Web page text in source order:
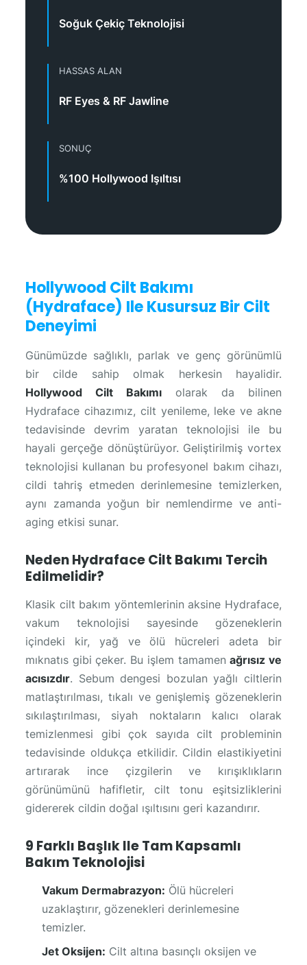
Soğuk Çekiç Teknolojisi
HASSAS ALAN
RF Eyes & RF Jawline
SONUÇ
%100 Hollywood Işıltısı
Hollywood Cilt Bakımı
(Hydraface) Ile Kusursuz Bir Cilt
Deneyimi
Günümüzde sağlıklı, parlak ve genç görünümlü
bir cilde sahip olmak herkesin hayalidir.
Hollywood Cilt Bakımı olarak da bilinen
Hydraface cihazımız, cilt yenileme, leke ve akne
tedavisinde devrim yaratan teknolojisi ile bu
hayali gerçeğe dönüştürüyor. Geliştirilmiş vortex
teknolojisi kullanan bu profesyonel bakım cihazı,
cildi tahriş etmeden derinlemesine temizlerken,
aynı zamanda yoğun bir nemlendirme ve anti-
aging etkisi sunar.
Neden Hydraface Cilt Bakımı Tercih
Edilmelidir?
Klasik cilt bakım yöntemlerinin aksine Hydraface,
vakum teknolojisi sayesinde gözeneklerin
içindeki kir, yağ ve ölü hücreleri adeta bir
mıknatıs gibi çeker. Bu işlem tamamenağrısız ve
acısızdır. Sebum dengesi bozulan yağlı ciltlerin
matlaştırılması, tıkalı ve genişlemiş gözeneklerin
sıkılaştırılması, siyah noktaların kalıcı olarak
temizlenmesi gibi çok sayıda cilt probleminin
tedavisinde oldukça etkilidir. Cildin elastikiyetini
artırarak ince çizgilerin ve kırışıklıkların
görünümünü hafifletir, cilt tonu eşitsizliklerini
gidererek cildin doğal ışıltısını geri kazandırır.
9 Farklı Başlık Ile Tam Kapsamlı
Bakım Teknolojisi
Vakum Dermabrazyon: Ölü hücreleri
uzaklaştırır, gözenekleri derinlemesine
temizler.
Jet Oksijen: Cilt altına basınçlı oksijen ve